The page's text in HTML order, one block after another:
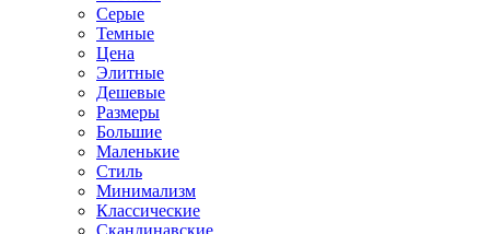
Серые
Темные
Цена
Элитные
Дешевые
Размеры
Большие
Маленькие
Стиль
Минимализм
Классические
Скандинавские